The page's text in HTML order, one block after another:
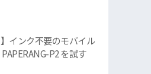
】インク不要のモバイル
P2 を試す